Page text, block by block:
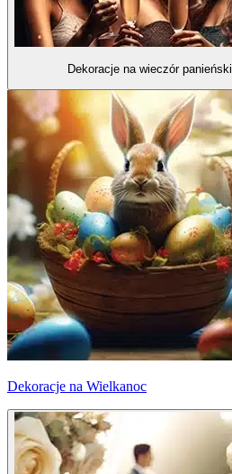
Dekoracje na wieczór panieński
Dekoracje na Wielkanoc